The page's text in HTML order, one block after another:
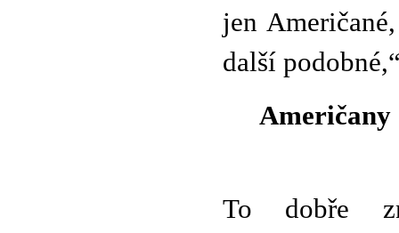
jen
další
Američany
To dobře